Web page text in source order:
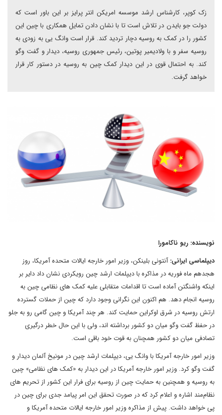
زک کوپر، کارشناس ارشد موسسه امریکن انتر پرایز بر این باور است که
دولت جو بایدن در تلاش است تا با نشان دادن تمایل همکاری با چین این
کشور را در کمک به روسیه دچار تردید کند. قرار است وانگ یی به زودی به
روسیه سفر و با ولادیمیر پوتین، رئیس جمهوری روسیه، دیدار و گفت وگو
کند. به احتمال قوی در این دیدار کمک چین به روسیه در دستور کار قرار
خواهد گرفت.
نویسنده: ریو ناکامورا
دیپلماسی ایرانی:آنتونی بلینکن، وزیر امور خارجه ایالات متحده آمریکا، روز
هجدهم ماه فوریه در مذاکره با دیپلمات ارشد چین رویکردی نشان داد دایر بر
اینکه واشنگتن آماده است تا اقدامات متقابلی علیه کمک های نظامی چین به
روسیه انجام دهد. هم اکنون این نگرانی وجود دارد که چین از حملات گسترده
ارتش روسیه در شرق اوکراین حمایت کند. هر چند آمریکا و چین گامی رو به جلو
در حفظ گفت وگو میان دو کشور برداشته اند، ولی با این حال خطر درگیری
تصادفی میان دو کشور همچنان به قوت خود باقی است.
وزیر امور خارجه آمریکا با وانگ یی، دیپلمات ارشد چین در مونیخ آلمان دیدار و
گفت وگو کرد. وزیر امور خارجه آمریکا در این دیدار به «کمک های نظامی» چین
به روسیه و همچنین به حمایت چین از روسیه برای فرار این کشور از تحریم های
نظام‌مند اشاره و اعلام کرد که در صورت تحقق این امر پیامد جدی برای چین در
پی خواهد داشت. پیش از مذاکره وزیر امور خارجه ایالات متحده آمریکا و